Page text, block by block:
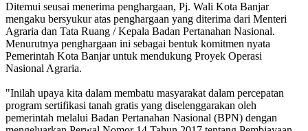
Ditemui seusai menerima penghargaan, Pj. Wali Kota Banjar
mengaku bersyukur atas penghargaan yang diterima dari Menteri
Agraria dan Tata Ruang / Kepala Badan Pertanahan Nasional.
Menurutnya penghargaan ini sebagai bentuk komitmen nyata
Pemerintah Kota Banjar untuk mendukung Proyek Operasi
Nasional Agraria.
"Inilah upaya kita dalam membatu masyarakat dalam percepatan
program sertifikasi tanah gratis yang diselenggarakan oleh
pemerintah melalui Badan Pertanahan Nasional (BPN) dengan